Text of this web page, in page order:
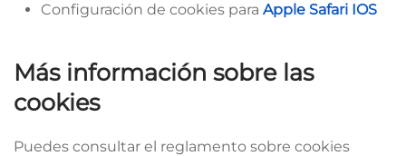
Configuración de cookies para Apple Safari IOS
Más información sobre las
cookies
Puedes consultar el reglamento sobre cookies